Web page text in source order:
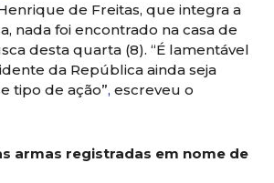
de Freitas, que integra a
nada foi encontrado na casa de
desta quarta (8). “É lamentável
da República ainda seja
tipo de ação”, escreveu o
armas registradas em nome de